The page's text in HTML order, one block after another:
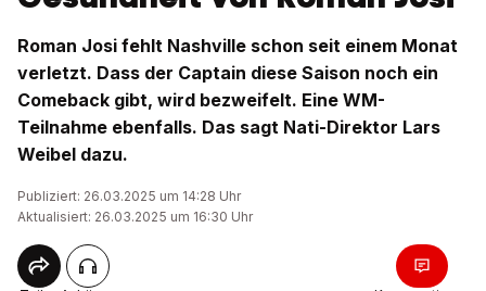
Roman Josi fehlt Nashville schon seit einem Monat
verletzt. Dass der Captain diese Saison noch ein
Comeback gibt, wird bezweifelt. Eine WM-
Teilnahme ebenfalls. Das sagt Nati-Direktor Lars
Weibel dazu.
Publiziert: 26.03.2025 um 14:28 Uhr
Aktualisiert: 26.03.2025 um 16:30 Uhr